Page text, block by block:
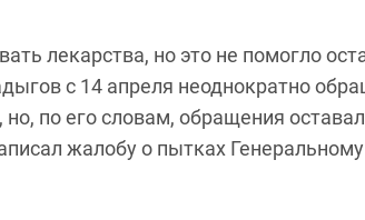
лекарства, но это не помогло
с 14 апреля неоднократно
по его словам, обращения
жалобу о пытках